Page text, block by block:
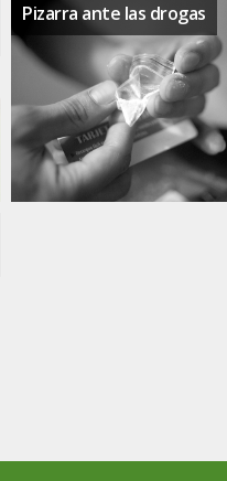
Pizarra ante las drogas